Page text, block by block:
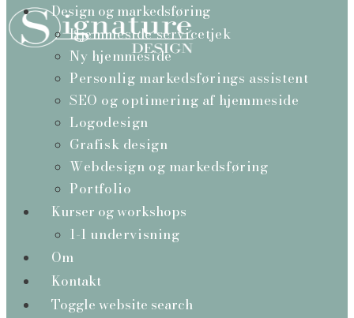
Design og markedsføring
Hjemmeside servicetjek
Ny hjemmeside
Personlig markedsførings assistent
SEO og optimering af hjemmeside
Logodesign
Grafisk design
Webdesign og markedsføring
Portfolio
Kurser og workshops
1-1 undervisning
Om
Kontakt
Toggle website search